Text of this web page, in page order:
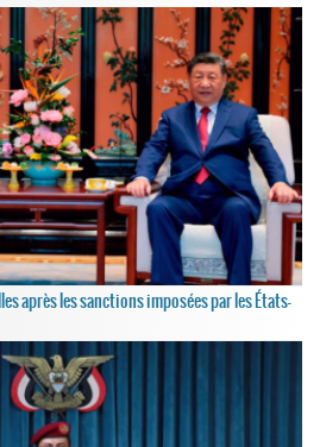
après les sanctions imposées par les États-